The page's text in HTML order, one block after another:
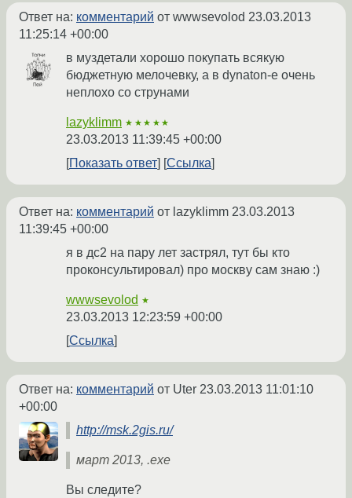
Ответ на: комментарий от wwwsevolod 23.03.2013
11:25:14 +00:00
в муздетали хорошо покупать всякую
бюджетную мелочевку, а в dynaton-е очень
неплохо со струнами
lazyklimm ★★★★★
23.03.2013 11:39:45 +00:00
Показать ответ
Ссылка
Ответ на: комментарий от lazyklimm 23.03.2013
11:39:45 +00:00
я в дс2 на пару лет застрял, тут бы кто
проконсультировал) про москву сам знаю :)
wwwsevolod ★
23.03.2013 12:23:59 +00:00
Ссылка
Ответ на: комментарий от Uter 23.03.2013 11:01:10
+00:00
http://msk.2gis.ru/
март 2013, .exe
Вы следите?